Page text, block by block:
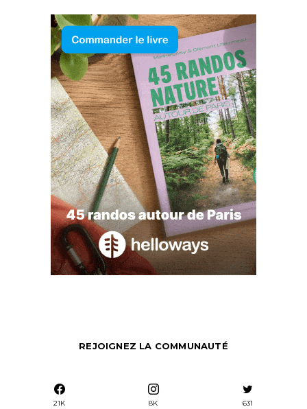
REJOIGNEZ LA COMMUNAUTÉ
21K
8K
631